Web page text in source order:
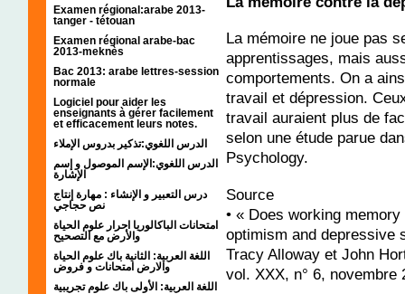
Examen régional:arabe 2013-
tanger - tétouan
Examen régional arabe-bac
2013-meknès
Bac 2013: arabe lettres-session
normale
Logiciel pour aider les
enseignants à gérer facilement
et efficacement leurs notes.
الدرس اللغوي:تذكير بدروس الإملاء
الدرس اللغوي:الإسم الموصول و إسم
الإشارة
درس التعبير و الإنشاء : مهارة إنتاج
نص حجاجي
امتحانات الباكالوريا احرار علوم الحياة
والأرض مع التصحيح
اللغة العربية: الثانية باك علوم الحياة
والارض امتحانات و فروض
اللغة العربية: الأولى باك علوم تجريبية
La mémoire ne joue pas
apprentissages, mais
comportements. On a
travail et dépression.
travail auraient plus de
selon une étude parue
Psychology.
Source
• « Does working
optimism and depressive
Tracy Alloway et John
vol. XXX, n° 6, novembre